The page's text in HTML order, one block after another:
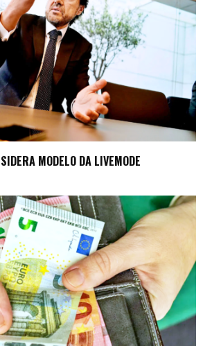
MODELO DA LIVEMODE